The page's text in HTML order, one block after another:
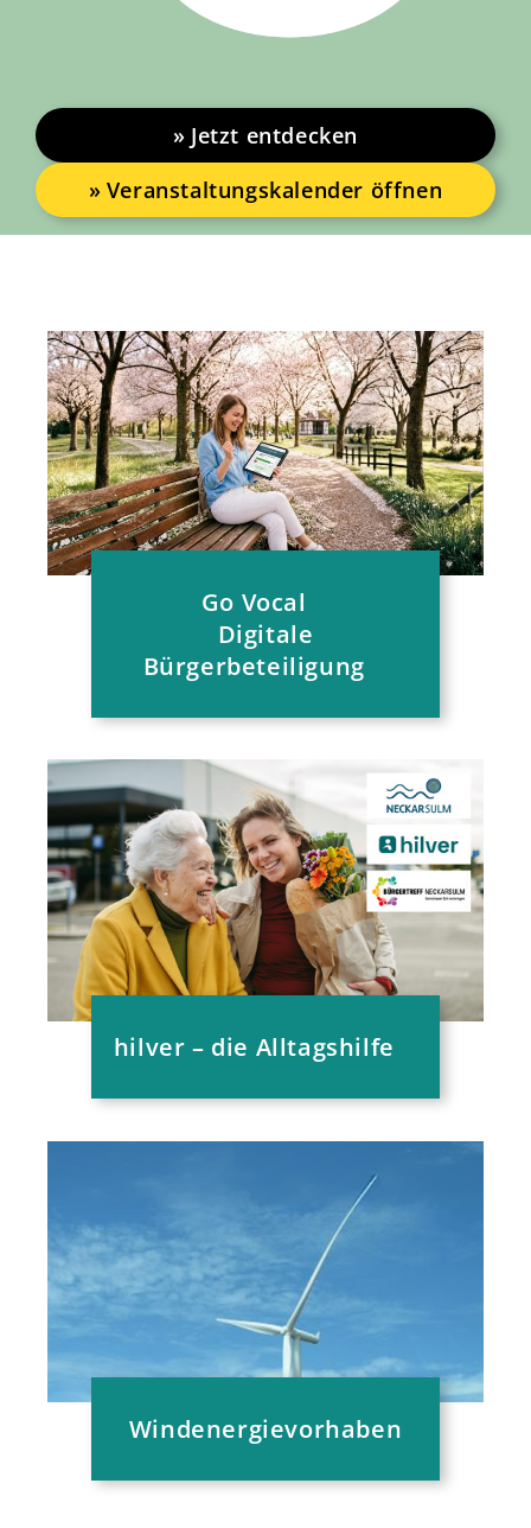
Jetzt entdecken
Veranstaltungskalender öffnen
Go Vocal
Digitale
Bürgerbeteiligung
hilver – die Alltagshilfe
Windenergievorhaben